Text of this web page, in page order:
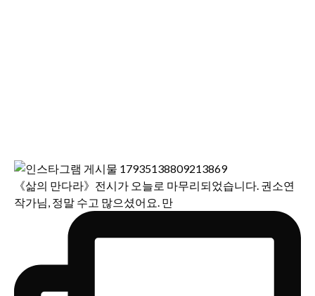
《삶의 만다라》전시가 오늘로 마무리되었습니다. 권소연
작가님, 정말 수고 많으셨어요. 만